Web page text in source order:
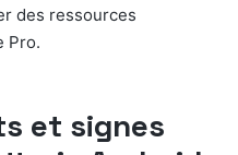
des ressources
Pro.
et signes